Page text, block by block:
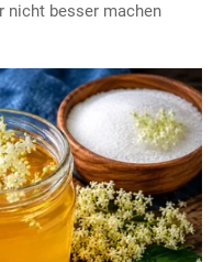
nicht besser machen